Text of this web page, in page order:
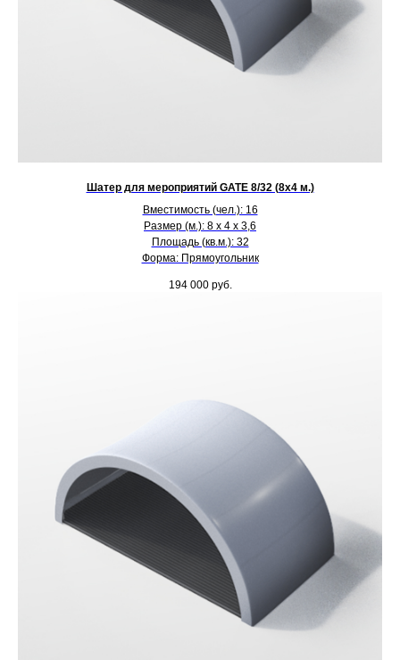
Шатер для мероприятий GATE 8/32 (8х4 м.)
Вместимость (чел.): 16
Размер (м.): 8 х 4 х 3,6
Площадь (кв.м.): 32
Форма: Прямоугольник
194 000 руб.